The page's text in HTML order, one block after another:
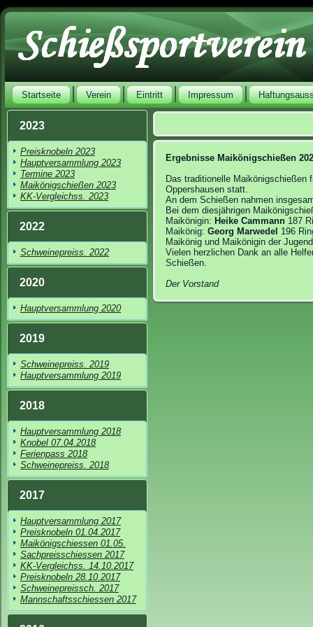
Startseite Verein Eintritt Impressum
2023
Preisknobeln 2023
Hauptversammlung 2023
Termine 2023
Maikönigschießen 2023
KK-Vergleichss. 2023
2022
Schweinepreiss. 2022
2020
Hauptversammlung 2020
2019
Schweinepreiss. 2019
Hauptversammlung 2019
2018
Hauptversammlung 2018
Knobel 07.04.2018
Ferienpass 2018
Schweinepreiss. 2018
2017
Hauptversammlung 2017
Preisknobeln 01.04.2017
Maikönigschiessen 01.05.
Sachpreisschiessen 2017
KK-Vergleichss. 14.10.2017
Preisknobeln 28.10.2017
Schweinepreissch. 2017
Mannschaftsschiessen 2017
Ergebnisse Maikönigschießen
Das traditionelle Maikönigschießen
Oppershausen statt.
An dem Schießen nahmen
Bei dem diesjährigen
Maikönigin: Heike Cammann 187
Maikönig: Georg Marwedel 196
Maikönig und Maikönigin der
Vielen herzlichen Dank an alle
Schießen.
Der Vorstand